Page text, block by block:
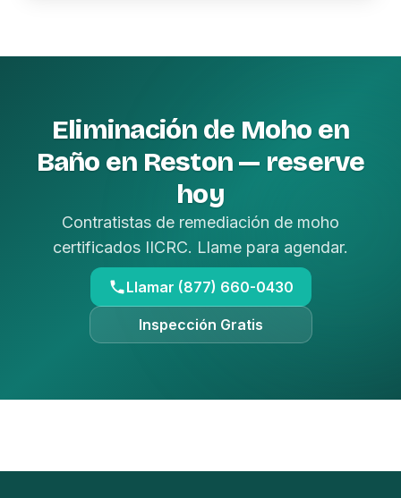
Eliminación de Moho en
Baño en Reston — reserve
hoy
Contratistas de remediación de moho
certificados IICRC. Llame para agendar.
Llamar (877) 660-0430
Inspección Gratis